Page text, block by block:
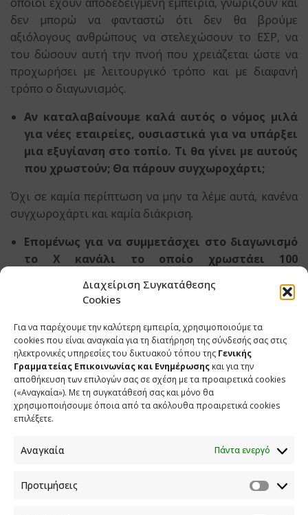
Διαχείριση Συγκατάθεσης
Cookies
Για να παρέχουμε την καλύτερη εμπειρία, χρησιμοποιούμε τα
cookies που είναι αναγκαία για τη διατήρηση της σύνδεσής σας στις
ηλεκτρονικές υπηρεσίες του δικτυακού τόπου της Γενικής
Γραμματείας Επικοινωνίας και Ενημέρωσης και για την
αποθήκευση των επιλογών σας σε σχέση με τα προαιρετικά cookies
(«Αναγκαία»). Με τη συγκατάθεσή σας και μόνο θα
χρησιμοποιήσουμε όποια από τα ακόλουθα προαιρετικά cookies
επιλέξετε.
Αναγκαία Πάντα ενεργό
Προτιμήσεις
δεν μπορώ να φανταστώ ότι δεν θα βρούμε
αξιόλογους ανθρώπους να στελεχώσουν το ΕΣΡ, να
του δώσουν αυτή την πνοή που χρειάζεται ώστε να
προχωρήσει με λειτουργικό τρόπο και με διαφανή
τρόπο ο διαγωνισμός.
Αν καταλαβαίνουμε καλά αυτός ο νόμος μιλά
για νέες εταιρείες, ουσιαστικά για να υπάρξει
μια εξυγίανση στο τοπίο. Τι θα γίνει με αυτούς
που χρωστούν; Θα πάρουν συγχωροχάρτι;
Όχι σε καμία περίπτωση να μην τα λέμε αυτά, κανένα
συγχωροχάρτι και καμία διάκριση.
Επομένως για να συμμετάσχει στο διαγωνισμό
το Χ κανάλι το οποίο χρωστάει 100
Σε αυτό το νόμο που προβλέπονται αυστηρές
προϋποθέσεις ως προς το ποιος μπορεί να είναι
υποψήφιος. Μιλάμε για πόθεν έσχες, μιλάμε για
ασυμβίβαστο των μετόχων και της διοίκησης της
υποψήφιας εταιρείας εάν έχει τραπεζικές
εκκρεμότητες, εάν δεν πληρώνει τα δάνεια του…
Μιλάμε για ελάχιστο αριθμό εργαζομένων, μιλάμε για
μια σειρά από πράγματα. Ο διαγωνισμός είναι
κανόνες ανταγωνισμού και επομένως δεν υπήρχε
νέους παίχτες που ενδιαφέρονται να μπουν στη